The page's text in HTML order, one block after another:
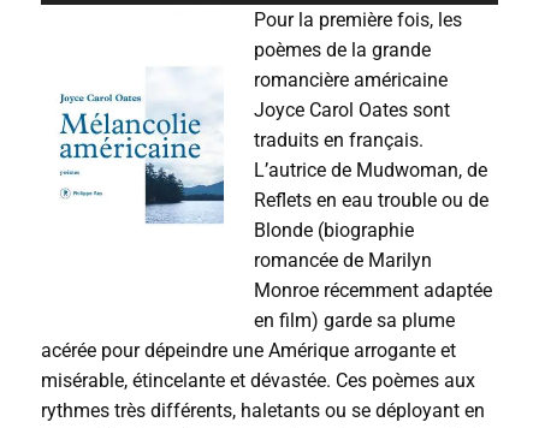
c
Pour la première fois, les
poèmes de la grande
romancière américaine
Joyce Carol Oates sont
traduits en français.
L’autrice de Mudwoman, de
Reflets en eau trouble ou de
Blonde (biographie
romancée de Marilyn
Monroe récemment adaptée
en film) garde sa plume
acérée pour dépeindre une Amérique arrogante et
misérable, étincelante et dévastée. Ces poèmes aux
rythmes très différents, haletants ou se déployant en